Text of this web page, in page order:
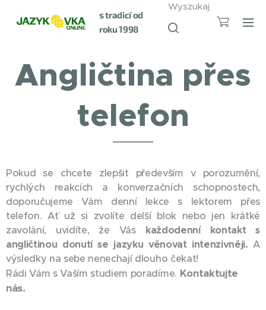
s tradicí od
roku 1998
Wyszukaj
Angličtina přes
telefon
Pokud se chcete zlepšit především v porozumění,
rychlých reakcích a konverzačních schopnostech,
doporučujeme Vám denní lekce s lektorem přes
telefon. Ať už si zvolíte delší blok nebo jen krátké
zavolání, uvidíte, že Vás každodenní kontakt s
angličtinou donutí se jazyku věnovat intenzivněji. A
výsledky na sebe nenechají dlouho čekat!
Rádi Vám s Vaším studiem poradíme. Kontaktujte
nás.